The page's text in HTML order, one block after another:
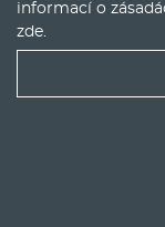
Operativní leasing
Škoda
informací o
zde.